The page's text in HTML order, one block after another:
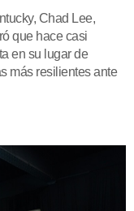
Chad Lee,
que hace casi
en su lugar de
más resilientes ante